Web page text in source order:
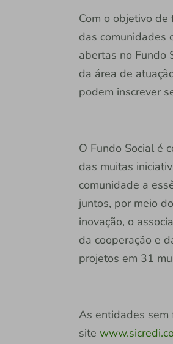
Com o objetivo
das comunidades
abertas no Fundo
da área de
podem inscrever
O Fundo Social é
das muitas
comunidade a
juntos, por meio
inovação, o
da cooperação e
projetos em 31
As entidades sem
site